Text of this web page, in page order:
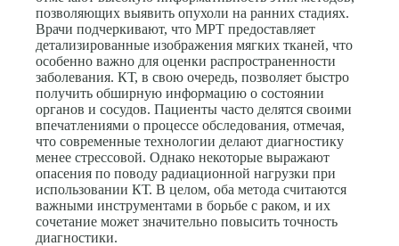
позволяющих выявить опухоли на ранних стадиях.
Врачи подчеркивают, что МРТ предоставляет
детализированные изображения мягких тканей, что
особенно важно для оценки распространенности
заболевания. КТ, в свою очередь, позволяет быстро
получить обширную информацию о состоянии
органов и сосудов. Пациенты часто делятся своими
впечатлениями о процессе обследования, отмечая,
что современные технологии делают диагностику
менее стрессовой. Однако некоторые выражают
опасения по поводу радиационной нагрузки при
использовании КТ. В целом, оба метода считаются
важными инструментами в борьбе с раком, и их
сочетание может значительно повысить точность
диагностики.